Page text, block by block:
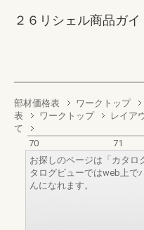
２６リシェル商品ガ
部材価格表 ワークトップ
表
ワークトップ
レイア
て
70
71
お探しのページは「カタロ
タログビューではweb上で
んになれます。